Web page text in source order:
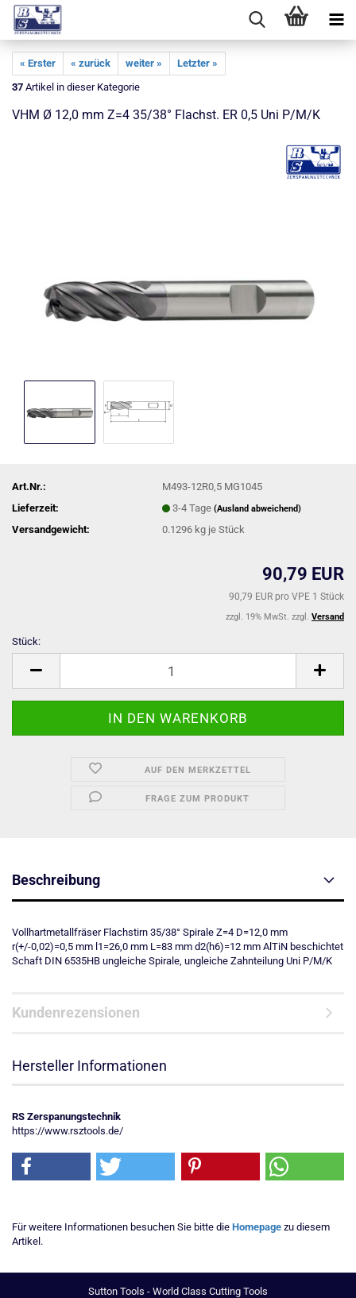
« Erster « zurück weiter »
Letzter »
37 Artikel in dieser Kategorie
VHM Ø 12,0 mm Z=4 35/38° Flachst. ER 0,5 Uni P/M/K
Art.Nr.:
M493-12R0,5 MG1045
Lieferzeit:
3-4 Tage(Ausland abweichend)
Versandgewicht: 0.1296 kg je Stück
90,79 EUR
90,79 EUR pro VPE 1 Stück
zzgl. 19% MwSt. zzgl. Versand
Stück:
AUF DEN MERKZETTEL
FRAGE ZUM PRODUKT
Beschreibung
Vollhartmetallfräser Flachstirn 35/38° Spirale Z=4 D=12,0 mm
r(+/-0,02)=0,5 mm l1=26,0 mm L=83 mm d2(h6)=12 mm AlTiN beschichtet
Schaft DIN 6535HB ungleiche Spirale, ungleiche Zahnteilung Uni P/M/K
Kundenrezensionen
Hersteller Informationen
RS Zerspanungstechnik
https://www.rsztools.de/
Für weitere Informationen besuchen Sie bitte die Homepage zu diesem
Artikel.
Sutton Tools - World Class Cutting Tools